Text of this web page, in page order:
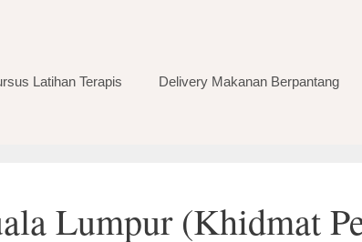
Latihan Terapis Delivery Makanan Berpantang
Lumpur (Khidmat